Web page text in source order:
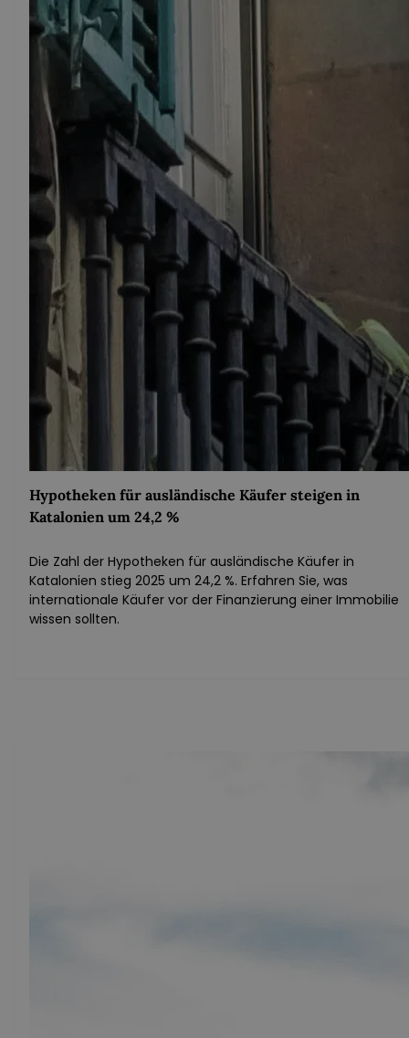
Hypotheken für ausländische Käufer steigen in
Katalonien um 24,2 %
Die Zahl der Hypotheken für ausländische Käufer in
Katalonien stieg 2025 um 24,2 %. Erfahren Sie, was
internationale Käufer vor der Finanzierung einer Immobilie
wissen sollten.